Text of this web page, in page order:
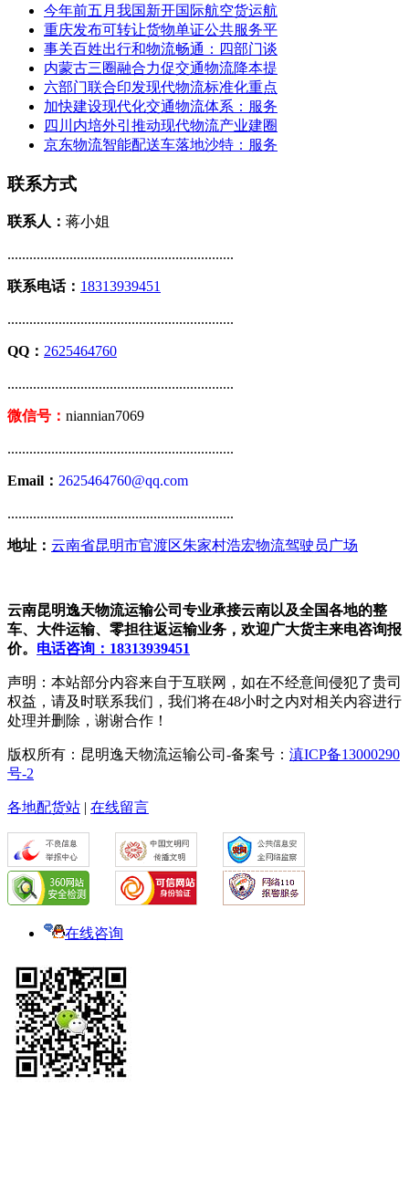
今年前五月我国新开国际航空货运航
重庆发布可转让货物单证公共服务平
事关百姓出行和物流畅通：四部门谈
内蒙古三圈融合力促交通物流降本提
六部门联合印发现代物流标准化重点
加快建设现代化交通物流体系：服务
四川内培外引推动现代物流产业建圈
京东物流智能配送车落地沙特：服务
联系方式
联系人： 蒋小姐
..............................................................
联系电话： 18313939451
..............................................................
QQ： 2625464760
..............................................................
微信号： niannian7069
..............................................................
Email： 2625464760@qq.com
..............................................................
地址： 云南省昆明市官渡区朱家村浩宏物流驾驶员广场
云南昆明逸天物流运输公司专业承接云南以及全国各地的整
车、大件运输、零担往返运输业务，欢迎广大货主来电咨询报
价。 电话咨询：18313939451
声明：本站部分内容来自于互联网，如在不经意间侵犯了贵司
权益，请及时联系我们，我们将在48小时之内对相关内容进行
处理并删除，谢谢合作！
版权所有：昆明逸天物流运输公司-备案号： 滇ICP备13000290
号-2
各地配货站 | 在线留言
在线咨询